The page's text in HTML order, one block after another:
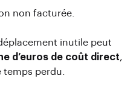
non facturée.
inutile peut
d’euros de coût direct,
perdu.